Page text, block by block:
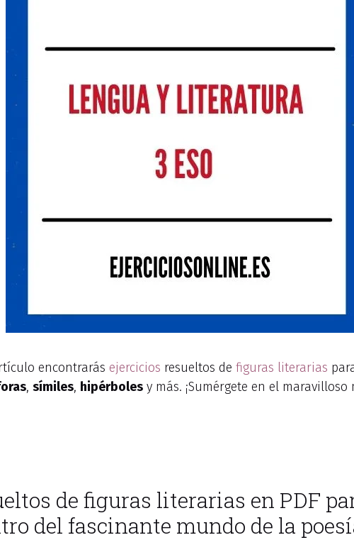
encontrarás ejercicios resueltos de figuras literarias
, símiles, hipérboles y más. ¡Sumérgete en el
de figuras literarias en PDF
del fascinante mundo de la